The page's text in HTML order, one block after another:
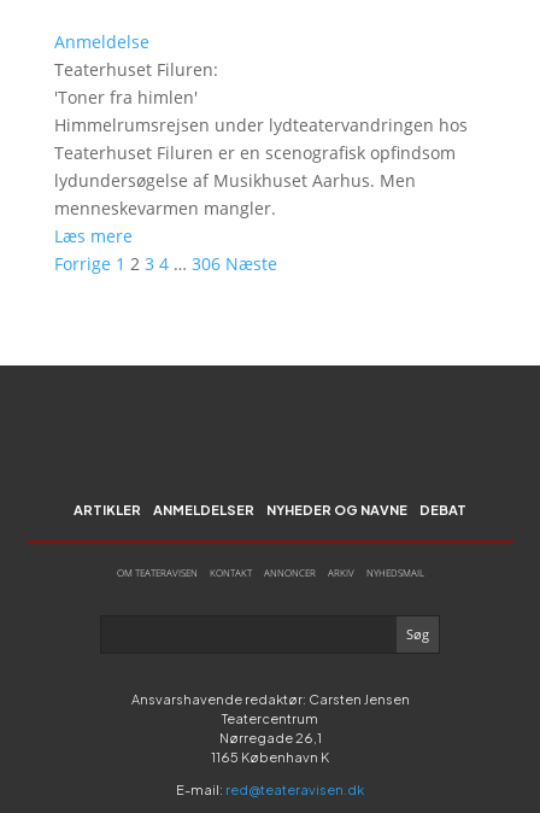
Anmeldelse
Teaterhuset Filuren:
'Toner fra himlen'
Himmelrumsrejsen under lydteatervandringen hos
Teaterhuset Filuren er en scenografisk opfindsom
lydundersøgelse af Musikhuset Aarhus. Men
menneskevarmen mangler.
Læs mere
Forrige 1 2 3 4 … 306 Næste
ARTIKLER ANMELDELSER NYHEDER OG NAVNE DEBAT
OM TEATERAVISEN KONTAKT ANNONCER ARKIV NYHEDSMAIL
Ansvarshavende redaktør: Carsten Jensen
Teatercentrum
Nørregade 26,1
1165 København K
E-mail: red@teateravisen.dk